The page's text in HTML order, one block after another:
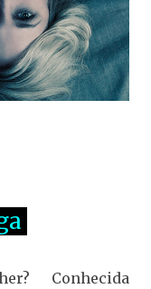
Conhecida